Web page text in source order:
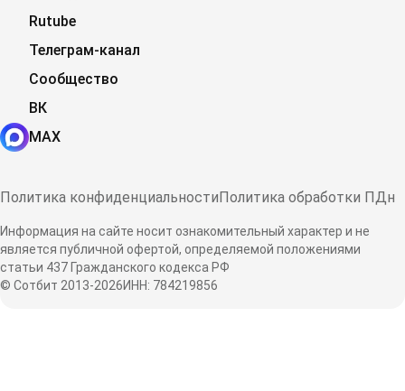
Rutube
Телеграм-канал
Сообщество
ВК
MAX
Политика конфиденциальностиПолитика обработки ПДн
Информация на сайте носит ознакомительный характер и не
является публичной офертой, определяемой положениями
статьи 437 Гражданского кодекса РФ
© Сотбит 2013-2026ИНН: 784219856